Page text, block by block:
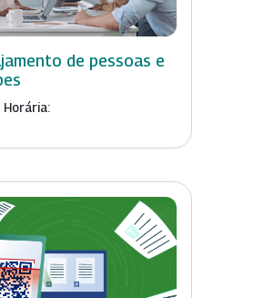
de pessoas e
Horária: